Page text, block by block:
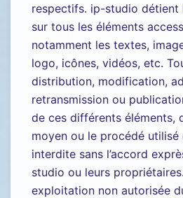
respectifs. ip-studio détient
sur tous les éléments
notamment les textes,
logo, icônes, vidéos, etc.
distribution, modification,
retransmission ou
de ces différents éléments,
moyen ou le procédé
interdite sans l’accord
studio ou leurs
exploitation non autorisée